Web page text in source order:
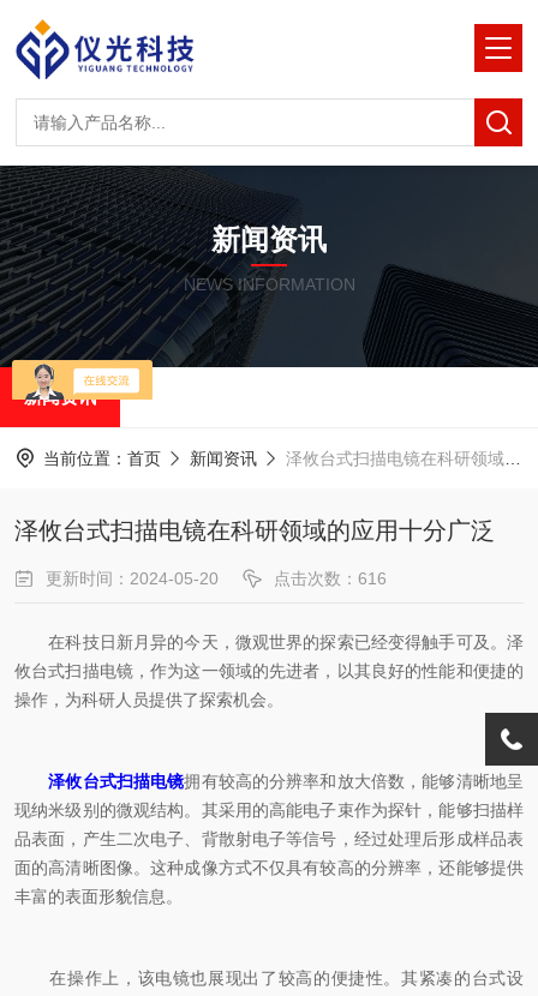
新闻资讯
NEWS INFORMATION
新闻资讯
当前位置： 首页 新闻资讯 泽攸台式扫描电镜在科研领域的应用十分广泛
泽攸台式扫描电镜在科研领域的应用十分广泛
更新时间：2024-05-20 点击次数：616
在科技日新月异的今天，微观世界的探索已经变得触手可及。泽
攸台式扫描电镜，作为这一领域的先进者，以其良好的性能和便捷的
操作，为科研人员提供了探索机会。
泽攸台式扫描电镜拥有较高的分辨率和放大倍数，能够清晰地呈
现纳米级别的微观结构。其采用的高能电子束作为探针，能够扫描样
品表面，产生二次电子、背散射电子等信号，经过处理后形成样品表
面的高清晰图像。这种成像方式不仅具有较高的分辨率，还能够提供
丰富的表面形貌信息。
在操作上，该电镜也展现出了较高的便捷性。其紧凑的台式设